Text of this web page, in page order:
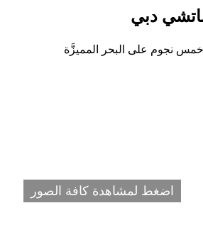
دبي
اضغط لمشاهدة كافة الصور